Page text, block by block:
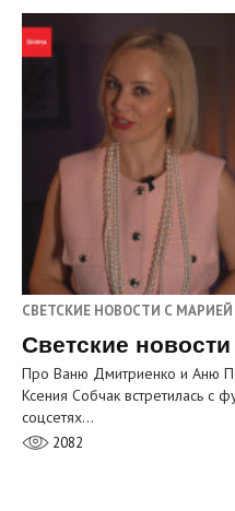
СВЕТСКИЕ НОВОСТИ С
Светские
Про Ваню Дмитриенко и Аню
Ксения Собчак встретилась с
соцсетях…
2082